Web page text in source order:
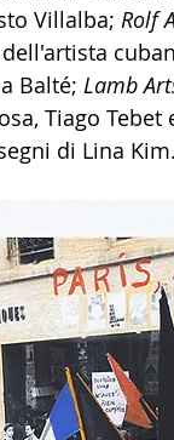
Villalba; Rolf
Balté; Lamb
Tiago Tebet
di Lina Kim.